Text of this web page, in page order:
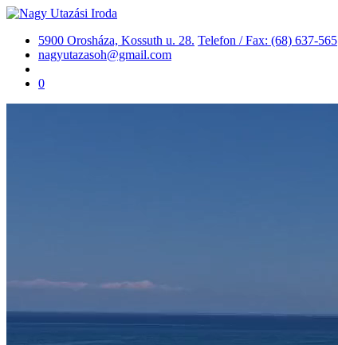
5900 Orosháza, Kossuth u. 28. Telefon / Fax: (68) 637-565
nagyutazasoh@gmail.com
0